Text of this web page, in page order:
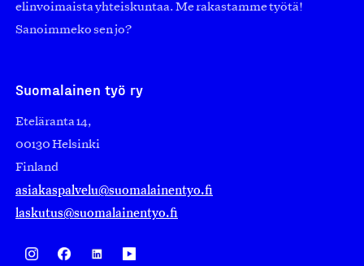
elinvoimaista yhteiskuntaa. Me rakastamme työtä!
Sanoimmeko sen jo?
Suomalainen työ ry
Eteläranta 14,
00130 Helsinki
Finland
asiakaspalvelu@suomalainentyo.fi
laskutus@suomalainentyo.fi